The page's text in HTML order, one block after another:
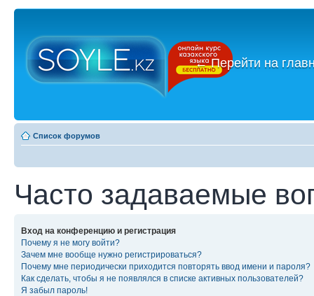
←Перейти на
Список форумов
Часто задаваемые
Вход на конференцию и регистрация
Почему я не могу войти?
Зачем мне вообще нужно регистрироваться?
Почему мне периодически приходится повторять ввод имени и пароля?
Как сделать, чтобы я не появлялся в списке активных пользователей?
Я забыл пароль!